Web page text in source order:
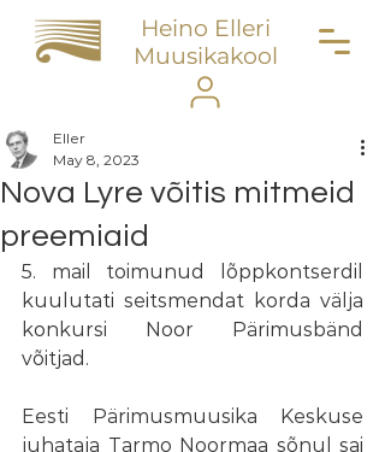
Heino Elleri
Muusikakool
Nova Lyre võitis mitmeid
preemiaid
Eller
May 8, 2023
5. mail toimunud lõppkontserdil
kuulutati seitsmendat korda välja
konkursi Noor Pärimusbänd
võitjad.
Eesti Pärimusmuusika Keskuse
juhataja Tarmo Noormaa sõnul sai